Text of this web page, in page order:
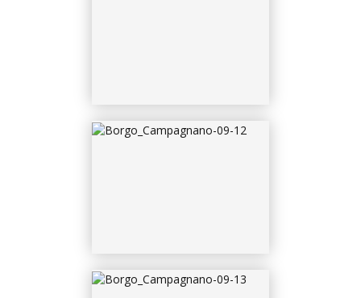
BORGO_CAMPAGNANO-
BORGO_CAMPAGNANO-